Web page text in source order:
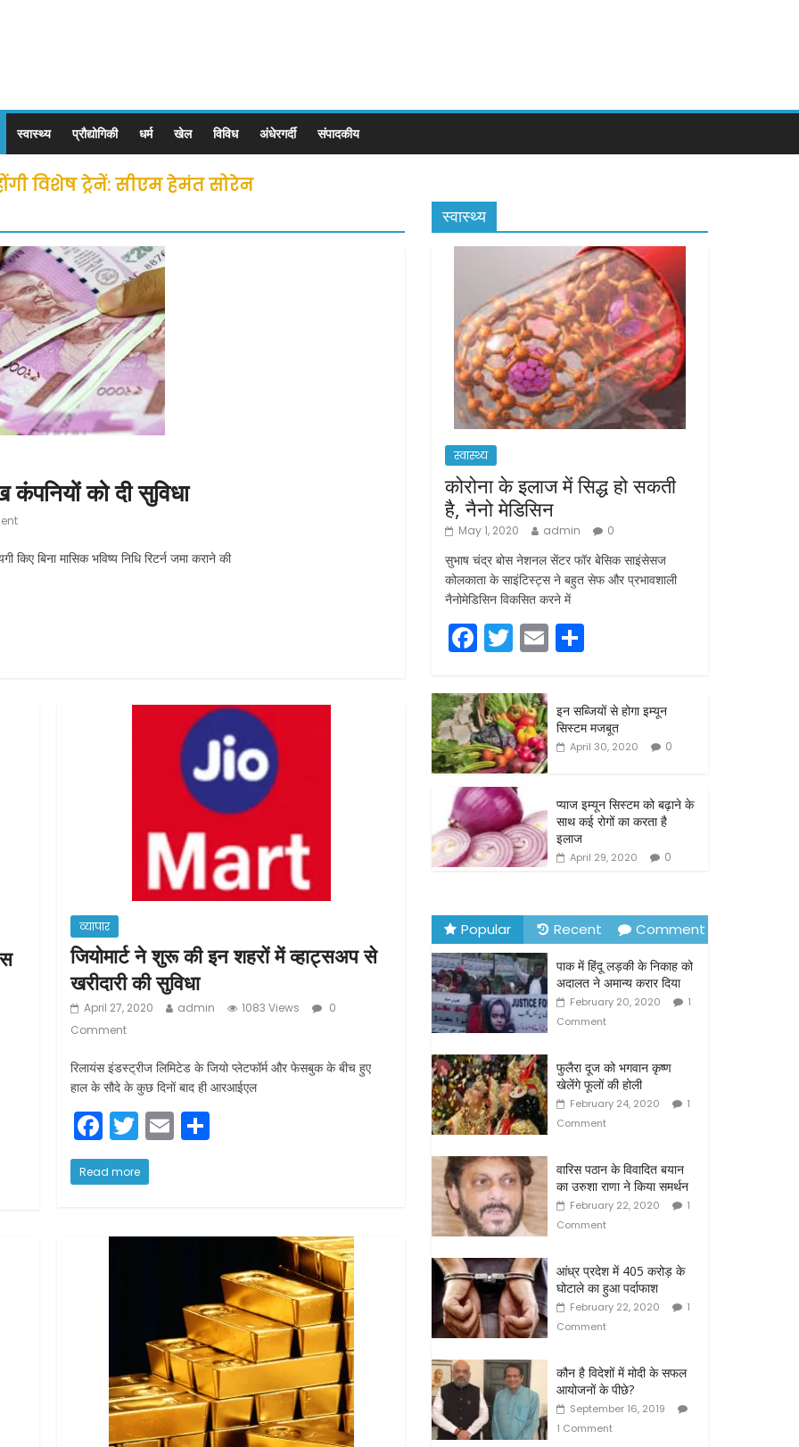
स्वास्थ्य प्रौद्योगिकी धर्म खेल विविध अंधेरगर्दी संपादकीय
विशेष ट्रेनें: सीएम हेमंत सोरेन
के बाद लोगो ने कराया पंजीयन: राजस्थान सरकार
जोन में खोलने की मिली इजाजत: गृह मंत्रालय
गृह मंत्रालय
कंपनियों को दी सुविधा
किए बिना मासिक भविष्य निधि रिटर्न जमा कराने की
व्यापार
जियोमार्ट ने शुरू की इन शहरों में व्हाट्सअप से
खरीदारी की सुविधा
April 27, 2020 admin 1083 Views
0
Comment
रिलायंस इंडस्ट्रीज लिमिटेड के जियो प्लेटफॉर्म और फेसबुक के बीच हुए
हाल के सौदे के कुछ दिनों बाद ही आरआईएल
F
a
c
b
T
w
itt
E
m
Read more
स्वास्थ्य
स्वास्थ्य
कोरोना के इलाज में सिद्ध हो सकती
है, नैनो मेडिसिन
May 1, 2020 admin 0
सुभाष चंद्र बोस नेशनल सेंटर फॉर बेसिक साइंसेसज
कोलकाता के साइंटिस्ट्स ने बहुत सेफ और प्रभावशाली
नैनोमेडिसिन विकसित करने में
F
a
c
e
b
o
o
k
T
w
itt
er
E
m
ar
e
इन सब्जियों से होगा इम्यून
सिस्टम मजबूत
April 30, 2020 0
प्याज इम्यून सिस्टम को बढ़ाने के
साथ कई रोगों का करता है
इलाज
April 29, 2020 0
Popular Recent Comment
पाक में हिंदू लड़की के निकाह को
अदालत ने अमान्य करार दिया
February 20, 2020
1
Comment
फुलैरा दूज को भगवान कृष्ण
खेलेंगे फूलों की होली
February 24, 2020
1
Comment
वारिस पठान के विवादित बयान
का उरुशा राणा ने किया समर्थन
February 22, 2020
1
Comment
आंध्र प्रदेश में 405 करोड़ के
घोटाले का हुआ पर्दाफाश
February 22, 2020
1
Comment
कौन है विदेशों में मोदी के सफल
आयोजनों के पीछे?
September 16, 2019
1 Comment